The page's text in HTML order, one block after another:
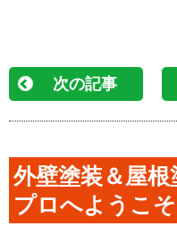
次の記事
外壁塗装＆屋
プロへようこそ